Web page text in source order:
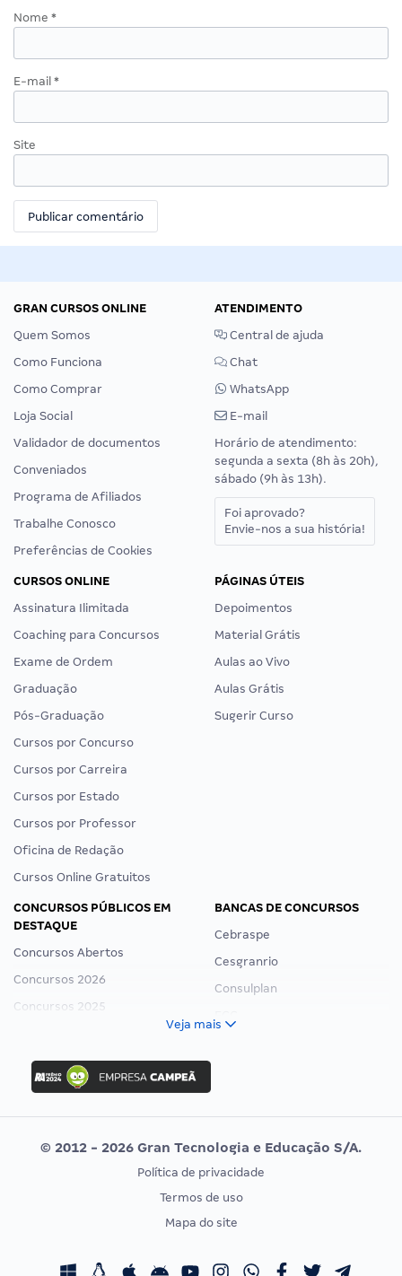
Nome *
E-mail *
Site
GRAN CURSOS ONLINE
Quem Somos
Como Funciona
Como Comprar
Loja Social
Validador de documentos
Conveniados
Programa de Afiliados
Trabalhe Conosco
Preferências de Cookies
ATENDIMENTO
Central de ajuda
Chat
WhatsApp
E-mail
Horário de atendimento:
segunda a sexta (8h às 20h),
sábado (9h às 13h).
Foi aprovado?
Envie-nos a sua história!
CURSOS ONLINE
Assinatura Ilimitada
Coaching para Concursos
Exame de Ordem
Graduação
Pós-Graduação
Cursos por Concurso
Cursos por Carreira
Cursos por Estado
Cursos por Professor
Oficina de Redação
Cursos Online Gratuitos
PÁGINAS ÚTEIS
Depoimentos
Material Grátis
Aulas ao Vivo
Aulas Grátis
Sugerir Curso
CONCURSOS PÚBLICOS EM
DESTAQUE
Concursos Abertos
Concursos 2026
Concursos 2025
Concurso Ibama
Concurso MPU
Editais publicados
BANCAS DE CONCURSOS
Cebraspe
Cesgranrio
Consulplan
Vunesp
CONCURSOS POR PROFISSÃO
Concursos Fiscais
EXAME DE ORDEM
Calendário OAB
Veja mais
© 2012 - 2026 Gran Tecnologia e Educação S/A.
Política de privacidade
Termos de uso
Mapa do site